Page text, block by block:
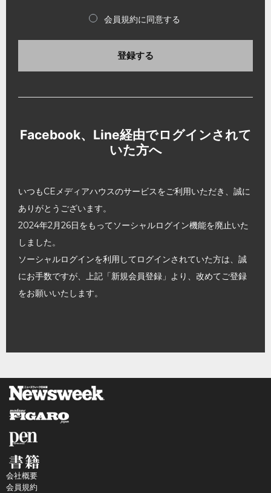
会員規約に同意する
登録する
Facebook、Line経由でログインされて
いた方へ
いつもCEメディアハウスのサービスをご利用いただき、誠に
ありがとうございます。
2024年2月26日をもってソーシャルログイン機能を廃止いた
しました。
ソーシャルログインを利用してログインされていた方は、誠
にお手数ですが、上記「新規会員登録」より、改めてご登録
をお願いいたします。
会社概要
会員規約